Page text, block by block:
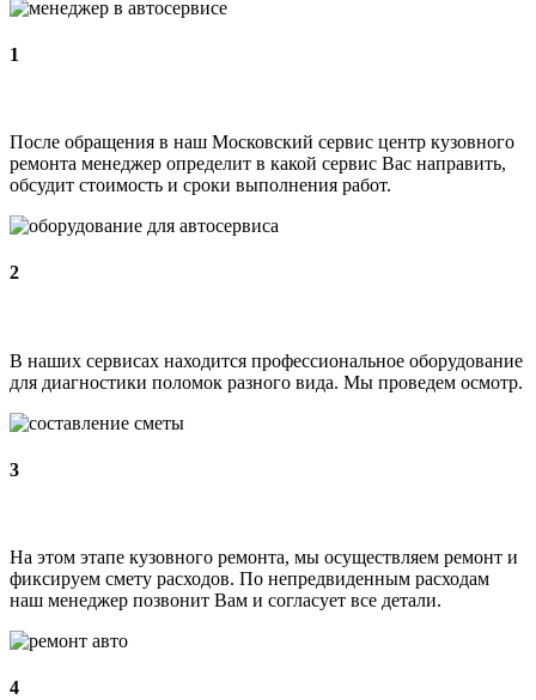
1
После обращения в наш Московский сервис центр кузовного
ремонта менеджер определит в какой сервис Вас направить,
обсудит стоимость и сроки выполнения работ.
2
В наших сервисах находится профессиональное оборудование
для диагностики поломок разного вида. Мы проведем осмотр.
3
На этом этапе кузовного ремонта, мы осуществляем ремонт и
фиксируем смету расходов. По непредвиденным расходам
наш менеджер позвонит Вам и согласует все детали.
4